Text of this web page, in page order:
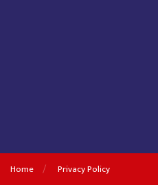
Home Privacy Policy